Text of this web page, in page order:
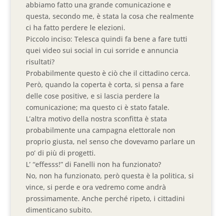
abbiamo fatto una grande comunicazione e
questa, secondo me, è stata la cosa che realmente
ci ha fatto perdere le elezioni.
Piccolo inciso: Telesca quindi fa bene a fare tutti
quei video sui social in cui sorride e annuncia
risultati?
Probabilmente questo è ciò che il cittadino cerca.
Però, quando la coperta è corta, si pensa a fare
delle cose positive, e si lascia perdere la
comunicazione; ma questo ci è stato fatale.
L’altra motivo della nostra sconfitta è stata
probabilmente una campagna elettorale non
proprio giusta, nel senso che dovevamo parlare un
po’ di più di progetti.
L’ “effesss!” di Fanelli non ha funzionato?
No, non ha funzionato, però questa è la politica, si
vince, si perde e ora vedremo come andrà
prossimamente. Anche perché ripeto, i cittadini
dimenticano subito.